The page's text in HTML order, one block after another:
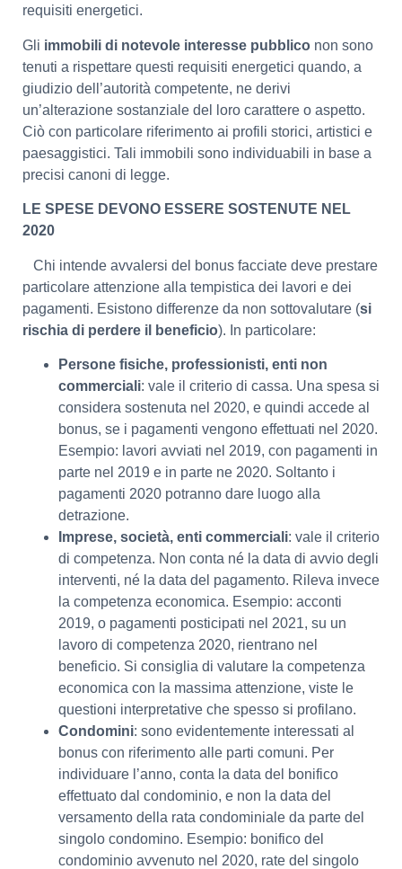
requisiti energetici.
Gli immobili di notevole interesse pubblico non sono
tenuti a rispettare questi requisiti energetici quando, a
giudizio dell’autorità competente, ne derivi
un’alterazione sostanziale del loro carattere o aspetto.
Ciò con particolare riferimento ai profili storici, artistici e
paesaggistici. Tali immobili sono individuabili in base a
precisi canoni di legge.
LE SPESE DEVONO ESSERE SOSTENUTE NEL
2020
Chi intende avvalersi del bonus facciate deve prestare
particolare attenzione alla tempistica dei lavori e dei
pagamenti. Esistono differenze da non sottovalutare (si
rischia di perdere il beneficio). In particolare:
Persone fisiche, professionisti, enti non
commerciali: vale il criterio di cassa. Una spesa si
considera sostenuta nel 2020, e quindi accede al
bonus, se i pagamenti vengono effettuati nel 2020.
Esempio: lavori avviati nel 2019, con pagamenti in
parte nel 2019 e in parte ne 2020. Soltanto i
pagamenti 2020 potranno dare luogo alla
detrazione.
Imprese, società, enti commerciali: vale il criterio
di competenza. Non conta né la data di avvio degli
interventi, né la data del pagamento. Rileva invece
la competenza economica. Esempio: acconti
2019, o pagamenti posticipati nel 2021, su un
lavoro di competenza 2020, rientrano nel
beneficio. Si consiglia di valutare la competenza
economica con la massima attenzione, viste le
questioni interpretative che spesso si profilano.
Condomini: sono evidentemente interessati al
bonus con riferimento alle parti comuni. Per
individuare l’anno, conta la data del bonifico
effettuato dal condominio, e non la data del
versamento della rata condominiale da parte del
singolo condomino. Esempio: bonifico del
condominio avvenuto nel 2020, rate del singolo